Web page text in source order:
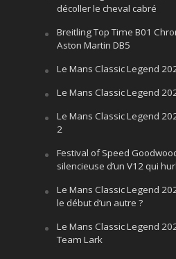
décoller le cheval cabré
Breitling Top Time B01
Aston Martin DB5
Le Mans Classic Legend
Le Mans Classic Legend
Le Mans Classic Legend
2
Festival of Speed
silencieuse d’un V12 qui
Le Mans Classic Legend
le début d’un autre ?
Le Mans Classic Legend
Team Lark